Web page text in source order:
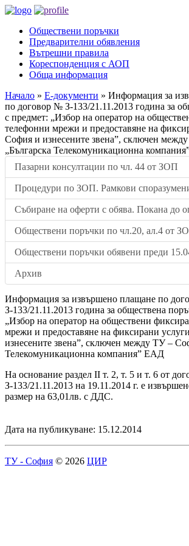
Обществени поръчки
Предварителни обявления
Вътрешни правила
Кореспонденция с АОП
Обща информация
Начало » Е-документи » Информация за
по договор № З-133/21.11.2013 година за
с предмет: „Избор на оператор на
телефонни мрежи и предоставяне на
София и изнесените звена”, сключен
„Българска Телекомуникационна
Пазарни консултации по чл. 44 от ЗОП
Процедури по ЗОП. Рамкови
Събиране на оферти с обява. Покана до
Обществени поръчки по чл.20, ал.4 от
Обществени поръчки обявени преди
Архив
Информация за извършено плащане по
З-133/21.11.2013 година за обществена
„Избор на оператор на обществени
мрежи и предоставяне на фиксирани
изнесените звена”, сключен между ТУ –
Телекомуникационна компания” ЕАД
На основание раздел II т. 2, т. 5 и т. 6 от
З-133/21.11.2013 на 19.11.2014 г. е
размер на 63,01лв. с ДДС.
Дата на публикуване: 15.12.2014
ТУ - София © 2026 ЦИР